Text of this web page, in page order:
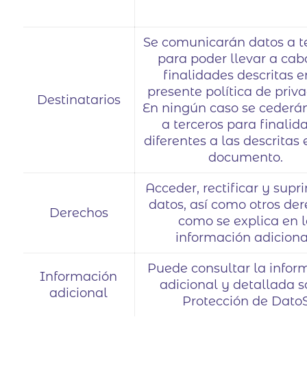
Destinatarios
Se comunicarán datos a
para poder llevar a
finalidades descritas
presente política de
En ningún caso se
a terceros para
diferentes a las descritas
documento.
Derechos
Acceder, rectificar y
datos, así como otros
como se explica en
información
Información
adicional
Puede consultar la
adicional y detallada
Protección de